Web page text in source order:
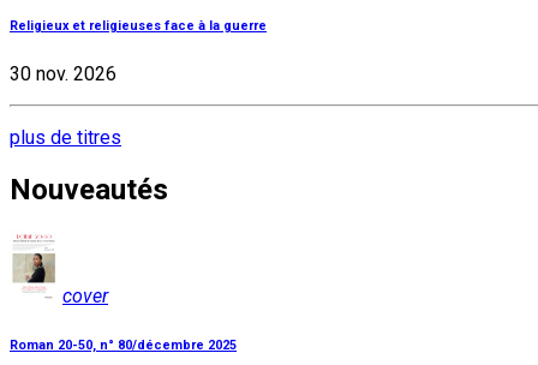
Religieux et religieuses face à la guerre
30 nov. 2026
plus de titres
Nouveautés
cover
Roman 20-50, n° 80/décembre 2025